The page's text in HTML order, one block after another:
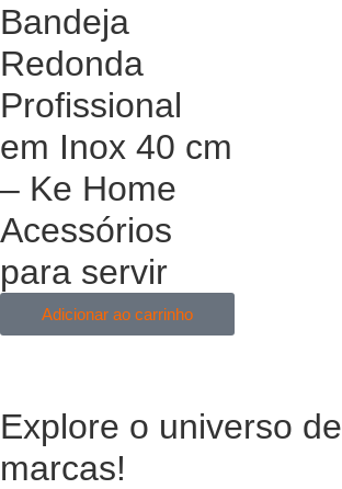
Bandeja
Redonda
Profissional
em Inox 40 cm
– Ke Home
Acessórios
para servir
Adicionar ao carrinho
Explore o universo de
marcas!